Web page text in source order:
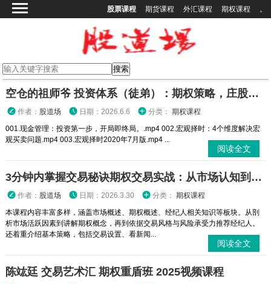
股票课程 期货课程 外汇课程 期权课程 。
期货课程
期权课程
外汇课程
高校课程
空仓的祖师爷 投资体系（徒弟）：期权策略，庄股策略
作者： 股道场 日期：2026.6.6 分类： 期权课程
001.现金管理：投资第一步，开局即终局。.mp4 002.宏观择时：4个维度解决宏
观买卖问题.mp4 003.宏观择时2020年7月版.mp4 ...
阅读全文
3分钟内掌握交易秘诀期权交易实战：从市场认知到策略执行全攻略
作者： 股道场 日期：2026.3.30 分类： 期权课程
本课程内容丰富多样，涵盖市场概述、期权概述、经纪人相关知识等板块。从剖
析市场活跃因素到讲解期权概念，再到依据交易风格与风险承受力推荐经纪人。
还着重介绍基本策略，包括交易设置、看新闻...
阅读全文
陈竑廷 交易艺术汇 期权重盾班 2025视频课程